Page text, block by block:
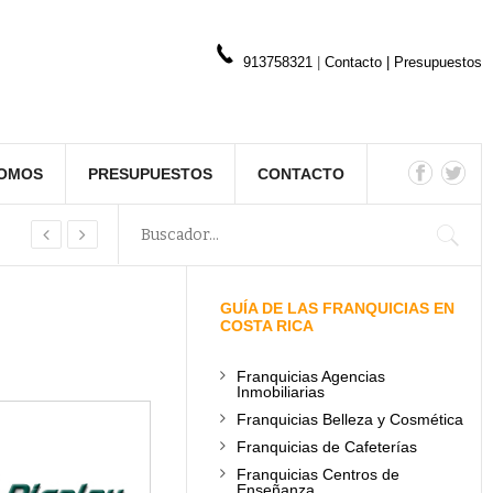
913758321 Contacto Presupuestos
PRESUPUESTOS CONTACTO
GUÍA DE LAS FRANQUICIAS EN
COSTA RICA
Franquicias Agencias
Inmobiliarias
Franquicias Belleza y Cosmética
Franquicias de Cafeterías
Franquicias Centros de